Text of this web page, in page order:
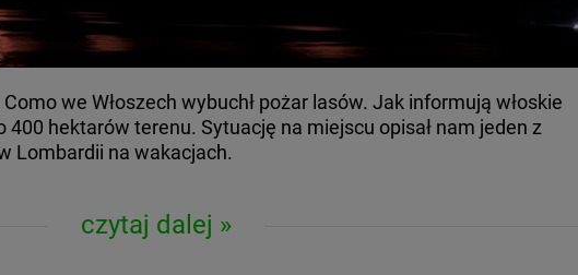
czytaj dalej
we Włoszech wybuchł pożar lasów. Jak informują włoskie
400 hektarów terenu. Sytuację na miejscu opisał nam jeden z
Lombardii na wakacjach.